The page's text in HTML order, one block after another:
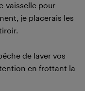
vaisselle pour
je placerais les
de laver vos
en frottant la